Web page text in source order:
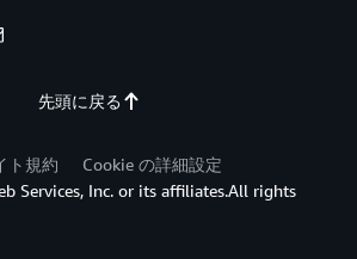
先頭に戻る
ト規約
Cookie の詳細設定
Services, Inc. or its affiliates.All rights